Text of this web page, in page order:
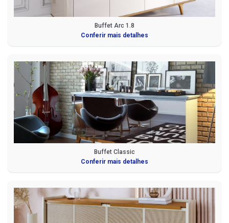
Buffet Arc 1.8
Conferir mais detalhes
Buffet Classic
Conferir mais detalhes